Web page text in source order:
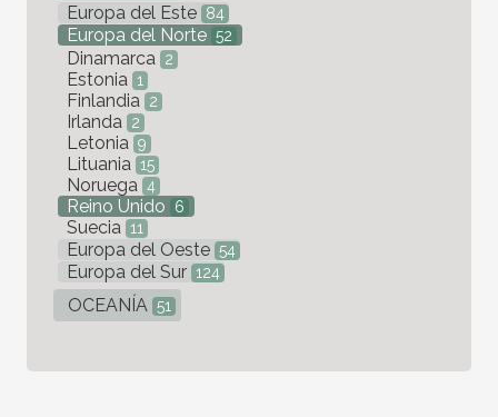
Europa del Este 84
Europa del Norte 52
Dinamarca 2
Estonia 1
Finlandia 2
Irlanda 2
Letonia 9
Lituania 15
Noruega 4
Reino Unido 6
Suecia 11
Europa del Oeste 54
Europa del Sur 124
OCEANÍA 51